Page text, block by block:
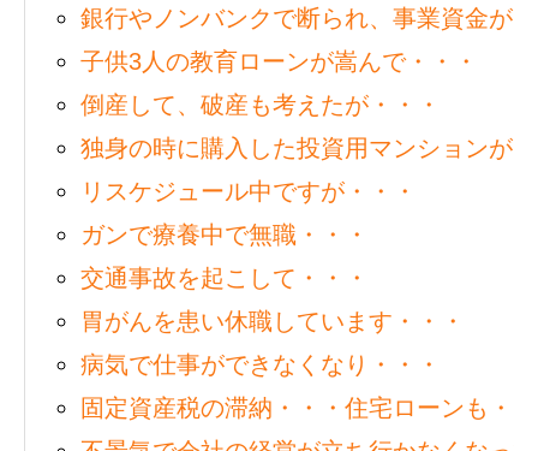
銀行やノンバンクで断られ、事業資金が
子供3人の教育ローンが嵩んで・・・
倒産して、破産も考えたが・・・
独身の時に購入した投資用マンションが
リスケジュール中ですが・・・
ガンで療養中で無職・・・
交通事故を起こして・・・
胃がんを患い休職しています・・・
病気で仕事ができなくなり・・・
固定資産税の滞納・・・住宅ローンも・